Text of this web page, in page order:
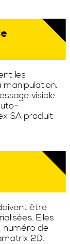
les
visible
SA produit
être
Elles
numéro de
2D.